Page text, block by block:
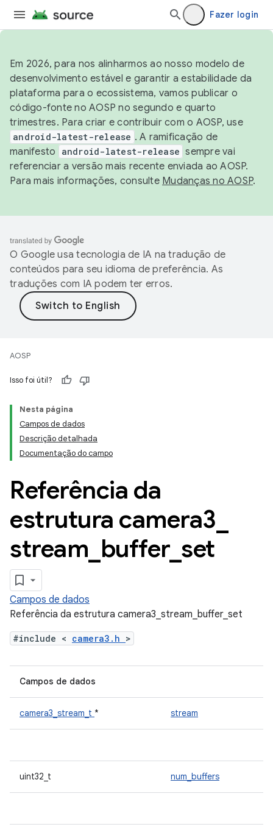
Fazer login
Em 2026, para nos alinharmos ao nosso modelo de
desenvolvimento estável e garantir a estabilidade da
plataforma para o ecossistema, vamos publicar o
código-fonte no AOSP no segundo e quarto
trimestres. Para criar e contribuir com o AOSP, use
android-latest-release . A ramificação de
manifesto
android-latest-release sempre vai
referenciar a versão mais recente enviada ao AOSP.
Para mais informações, consulte Mudanças no AOSP.
O Google usa tecnologia de IA na tradução de
conteúdos para seu idioma de preferência. As
traduções com IA podem ter erros.
AOSP
Isso foi útil?
Nesta página
Campos de dados
Descrição detalhada
Documentação do campo
Referência da
estrutura camera3
stream buffer_ set
Campos de dados
Referência da estrutura camera3_stream_buffer_set
#include < camera3.h >
Campos de dados
camera3_stream_t * stream
uint32_t num_buffers